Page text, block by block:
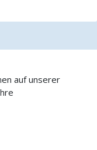
auf unserer